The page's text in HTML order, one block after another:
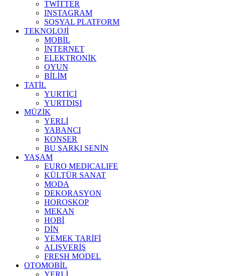
TWİTTER
INSTAGRAM
SOSYAL PLATFORM
TEKNOLOJİ
MOBİL
İNTERNET
ELEKTRONİK
OYUN
BİLİM
TATİL
YURTİÇİ
YURTDIŞI
MÜZİK
YERLİ
YABANCI
KONSER
BU ŞARKI SENİN
YAŞAM
EURO MEDICALIFE
KÜLTÜR SANAT
MODA
DEKORASYON
HOROSKOP
MEKAN
HOBİ
DİN
YEMEK TARİFİ
ALIŞVERİŞ
FRESH MODEL
OTOMOBİL
YERLİ